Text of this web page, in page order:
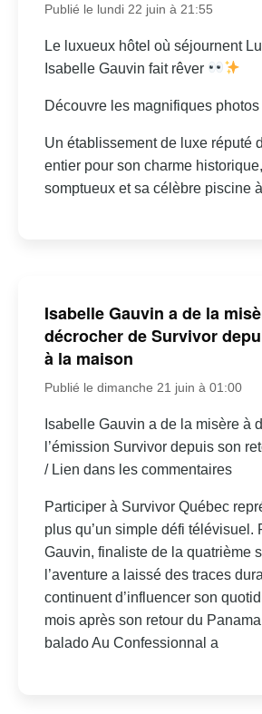
Publié le lundi 22 juin à 21:55
Le luxueux hôtel où séjournent
Isabelle Gauvin fait rêver
Découvre les magnifiques photos
Un établissement de luxe réputé
entier pour son charme
somptueux et sa célèbre piscine
Isabelle Gauvin a de la
décrocher de Survivor
à la maison
Publié le dimanche 21 juin à 01:00
Isabelle Gauvin a de la misère à
l’émission Survivor depuis son
/ Lien dans les commentaires
Participer à Survivor Québec
plus qu’un simple défi télévisuel.
Gauvin, finaliste de la quatrième
l’aventure a laissé des traces
continuent d’influencer son
mois après son retour du
balado Au Confessionnal a